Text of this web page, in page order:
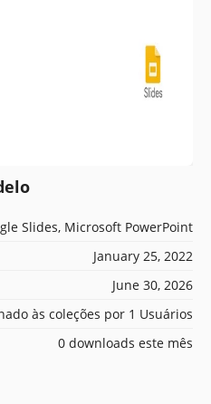
Slides, Microsoft PowerPoint
January 25, 2022
June 30, 2026
às coleções por 1 Usuários
0 downloads este mês